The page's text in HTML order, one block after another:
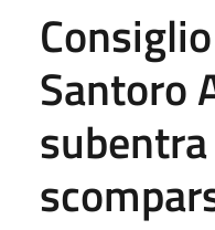
Santoro